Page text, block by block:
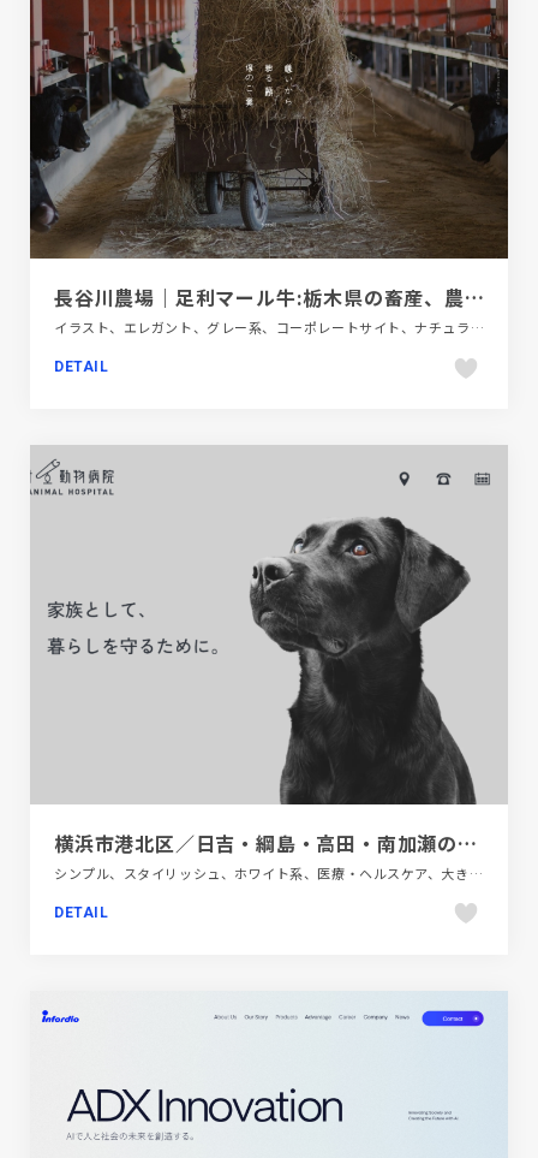
長谷川農場｜足利マール牛:栃木県の畜産、農作物の生産
イラスト、エレガント、グレー系、コーポレートサイト、ナチュラル、ブラック系 、ホワイト系、大きめ写真、第一次産業・SDGs・地方創生、飲料・食品
DETAIL
横浜市港北区／日吉・綱島・高田・南加瀬の動物病院 ガリレオ動物病院 | ガリレオ動物病院
シンプル、スタイリッシュ、ホワイト系、医療・ヘルスケア、大きめ写真、施設・店舗サイト
DETAIL